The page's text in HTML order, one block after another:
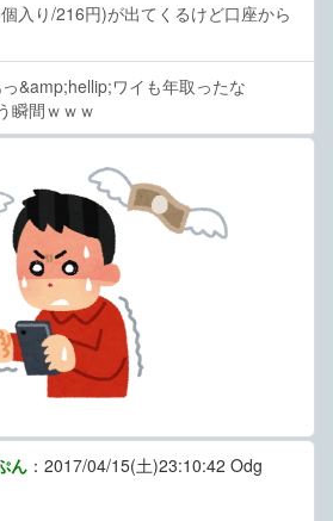
入り/216円)が出てくるけど口座から
&amp;hellip;ワイも年取ったな
瞬間ｗｗｗ
ん ： 2017/04/15(土)23:10:42 Odg